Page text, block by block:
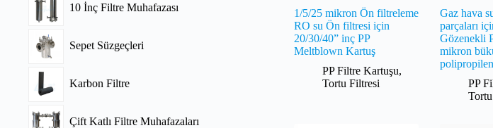
1/5/25 mikron Ön filtreleme
RO su Ön filtresi için
20/30/40” inç PP
Meltblown Kartuş
PP Filtre Kartuşu,
Tortu Filtresi
Gaz hava
parçaları
Gözenekli
mikron
PP
10 İnç Filtre Muhafazası
Sepet Süzgeçleri
Karbon Filtre
Çift Katlı Filtre Muhafazaları